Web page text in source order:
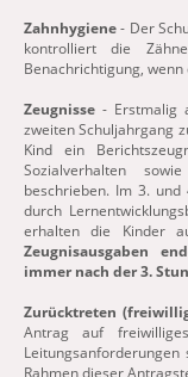
Zahnhygiene- Der
kontrolliert die
Benachrichtigung,
Zeugnisse- Erstmalig
zweiten Schuljahrgang
Kind ein
Sozialverhalten
beschrieben. Im 3.
durch
erhalten die Kinder
Zeugnisausgaben
immer nach der 3.
Zurücktreten
Antrag auf
Rahmen dieser